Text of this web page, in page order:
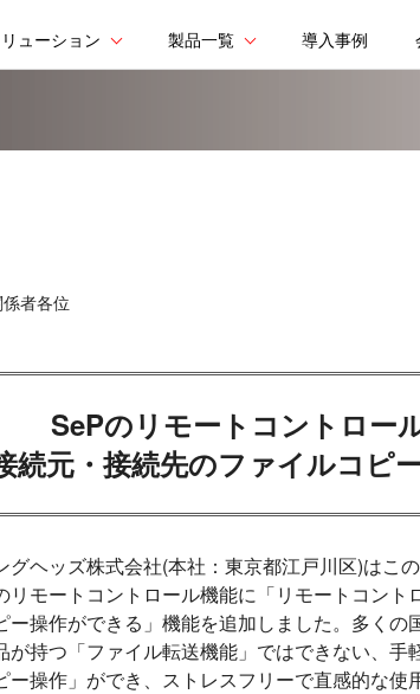
ューション 製品一覧 導入事例
者各位
SePのリモートコントロー
続元・接続先のファイルコピ
グヘッズ株式会社(本社：東京都江戸川区)はこ
リモートコントロール機能に「リモートコント
ー操作ができる」機能を追加しました。多く
が持つ「ファイル転送機能」ではできない、手
ー操作」ができ、ストレスフリーで直感的な使